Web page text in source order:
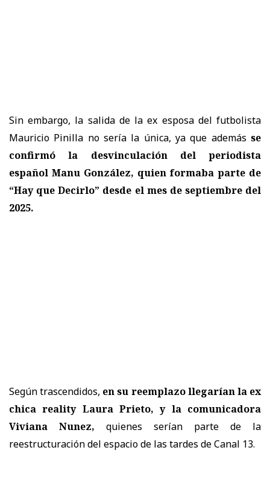
Sin embargo, la salida de la ex esposa del futbolista
Mauricio Pinilla no sería la única, ya que además se
confirmó la desvinculación del periodista
español Manu González, quien formaba parte de
“Hay que Decirlo” desde el mes de septiembre del
2025.
Según trascendidos, en su reemplazo llegarían la ex
chica reality Laura Prieto, y la comunicadora
Viviana Nunez, quienes serían parte de la
reestructuración del espacio de las tardes de Canal 13.